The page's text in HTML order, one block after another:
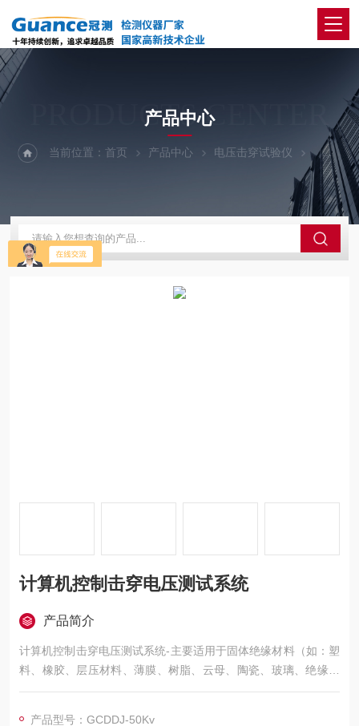
PRODUCTS CENTER
产品中心
当前位置：首页 产品中心 电压击穿试验仪 50Kv-电
计算机控制击穿电压测试系统
产品简介
计算机控制击穿电压测试系统-主要适用于固体绝缘材料（如：塑
料、橡胶、层压材料、薄膜、树脂、云母、陶瓷、玻璃、绝缘漆
等绝缘材料及绝缘件）在工频电压或直流电压下击穿强度和耐电
产品型号：GCDDJ-50Kv